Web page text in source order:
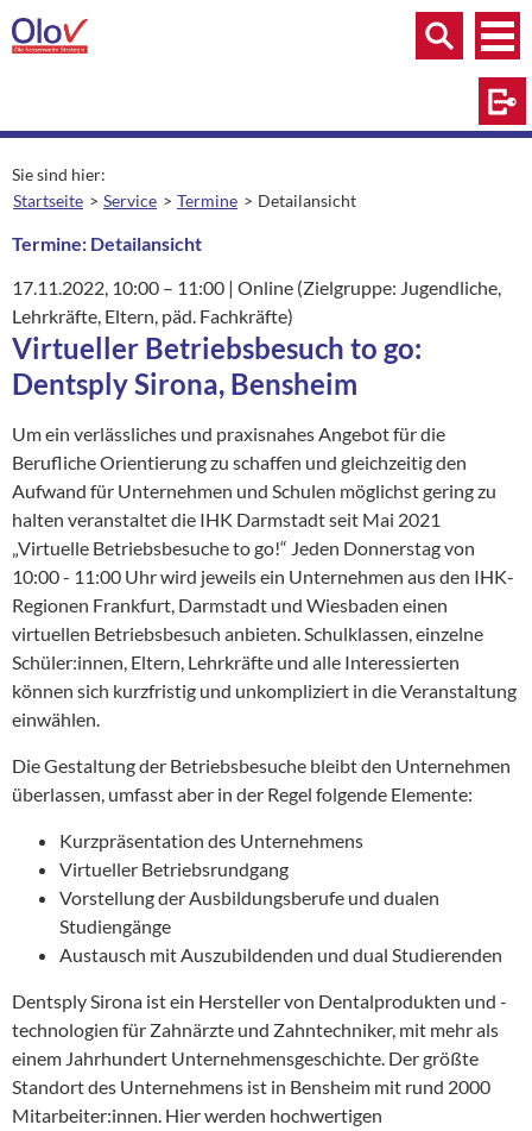
Zum Inhalt springen
Menü
Menü
Suche
Sie sind hier:
Startseite
Service Termine aktuelle Seite:
Detailansicht
Termine: Detailansicht
17.11.2022, 10:00 – 11:00 | Ort:
Online (Zielgruppe: Jugendliche,
Lehrkräfte, Eltern, päd. Fachkräfte)
Virtueller Betriebsbesuch to go:
Dentsply Sirona, Bensheim
Um ein verlässliches und praxisnahes Angebot für die
Berufliche Orientierung zu schaffen und gleichzeitig den
Aufwand für Unternehmen und Schulen möglichst gering zu
halten veranstaltet die IHK Darmstadt seit Mai 2021
„Virtuelle Betriebsbesuche to go!“ Jeden Donnerstag von
10:00 - 11:00 Uhr wird jeweils ein Unternehmen aus den IHK-
Regionen Frankfurt, Darmstadt und Wiesbaden einen
virtuellen Betriebsbesuch anbieten. Schulklassen, einzelne
Schüler:innen, Eltern, Lehrkräfte und alle Interessierten
können sich kurzfristig und unkompliziert in die Veranstaltung
einwählen.
Die Gestaltung der Betriebsbesuche bleibt den Unternehmen
überlassen, umfasst aber in der Regel folgende Elemente:
Kurzpräsentation des Unternehmens
Virtueller Betriebsrundgang
Vorstellung der Ausbildungsberufe und dualen
Studiengänge
Austausch mit Auszubildenden und dual Studierenden
Dentsply Sirona ist ein Hersteller von Dentalprodukten und -
technologien für Zahnärzte und Zahntechniker, mit mehr als
einem Jahrhundert Unternehmensgeschichte. Der größte
Standort des Unternehmens ist in Bensheim mit rund 2000
Mitarbeiter:innen. Hier werden hochwertigen